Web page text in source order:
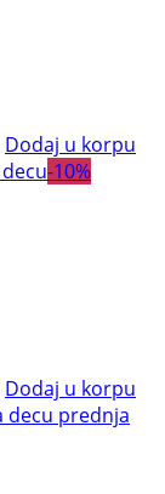
Dodaj u korpu
-10%
Dodaj u korpu